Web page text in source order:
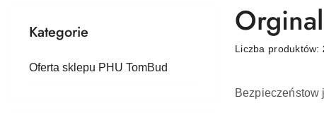
Kategorie
Oferta sklepu PHU TomBud
Liczba produktów:
Bezpieczeństow